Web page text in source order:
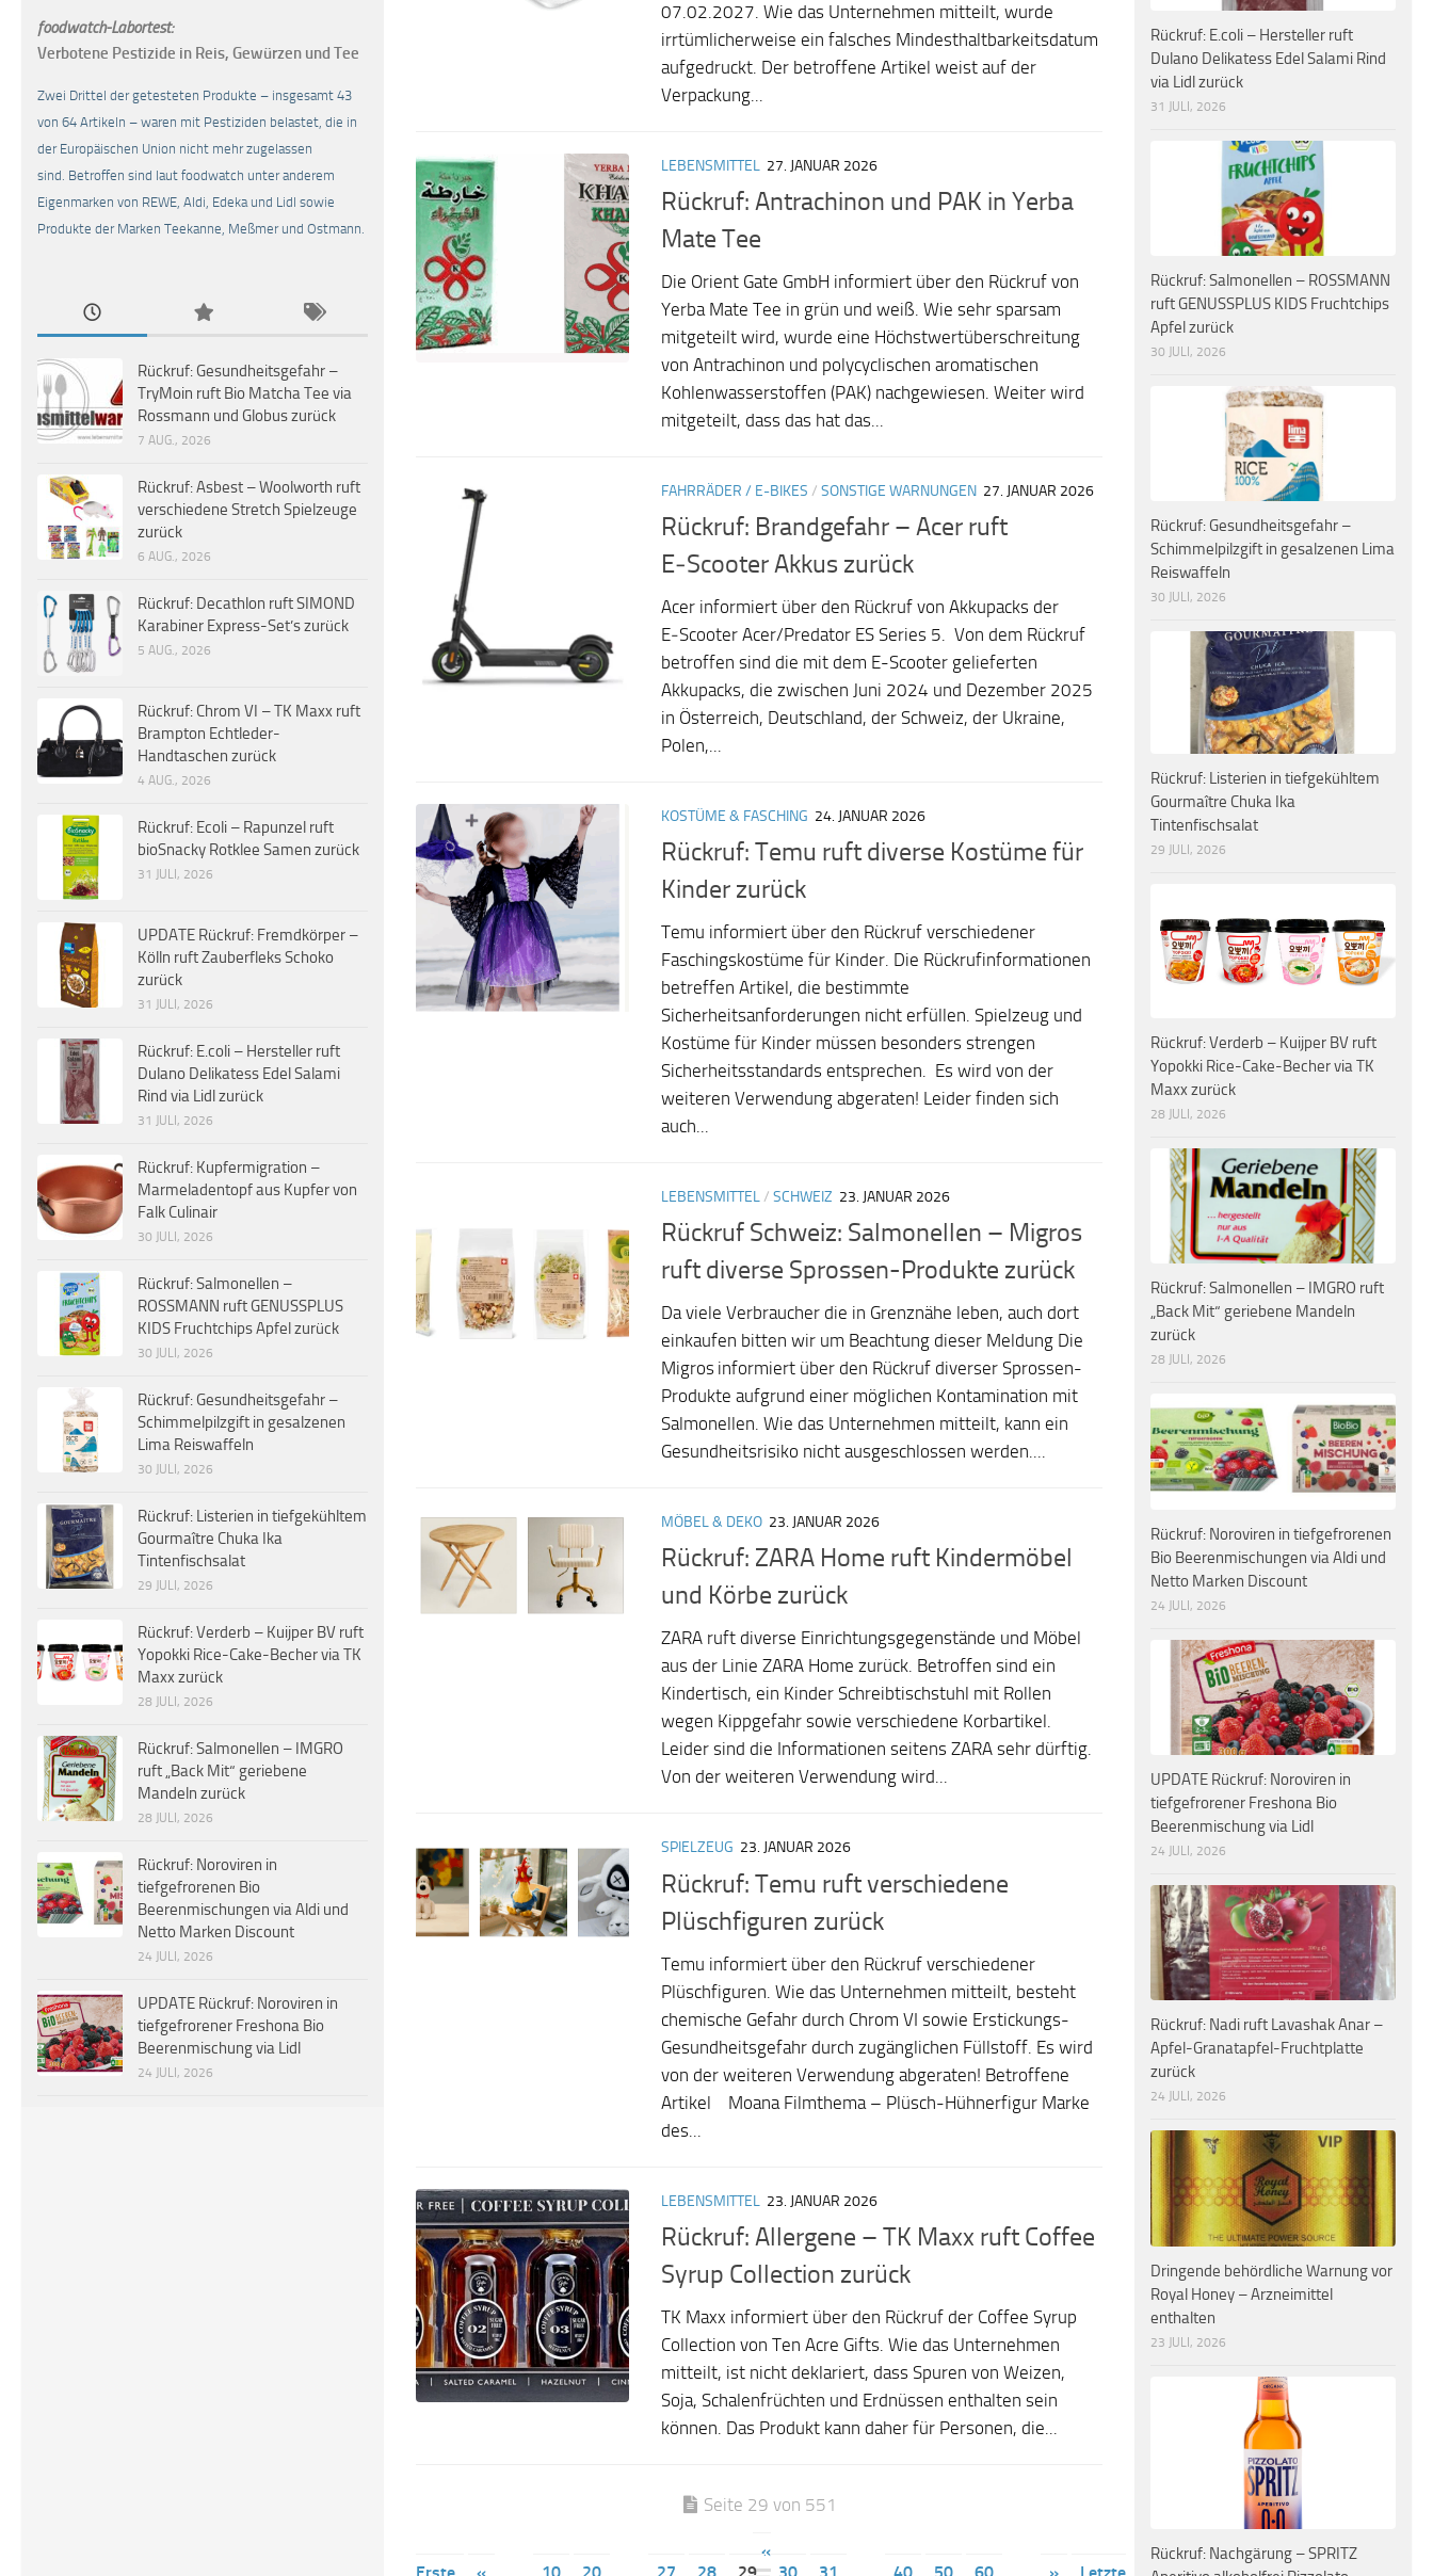
07.02.2027. Wie das Unternehmen mitteilt, wurde
irrtümlicherweise ein falsches Mindesthaltbarkeitsdatum
aufgedruckt. Der betroffene Artikel weist auf der
Verpackung...
LEBENSMITTEL 27. JANUAR 2026
Rückruf: Antrachinon und PAK in Yerba
Mate Tee
Die Orient Gate GmbH informiert über den Rückruf von
Yerba Mate Tee in grün und weiß. Wie sehr sparsam
mitgeteilt wird, wurde eine Höchstwertüberschreitung
von Antrachinon und polycyclischen aromatischen
Kohlenwasserstoffen (PAK) nachgewiesen. Weiter wird
mitgeteilt, dass das hat das...
FAHRRÄDER / E-BIKES / SONSTIGE WARNUNGEN 27. JANUAR 2026
Rückruf: Brandgefahr – Acer ruft
E‑Scooter Akkus zurück
Acer informiert über den Rückruf von Akkupacks der
E‑Scooter Acer/Predator ES Series 5. Von dem Rückruf
betroffen sind die mit dem E-Scooter gelieferten
Akkupacks, die zwischen Juni 2024 und Dezember 2025
in Österreich, Deutschland, der Schweiz, der Ukraine,
Polen,...
KOSTÜME & FASCHING 24. JANUAR 2026
Rückruf: Temu ruft diverse Kostüme für
Kinder zurück
Temu informiert über den Rückruf verschiedener
Faschingskostüme für Kinder. Die Rückrufinformationen
betreffen Artikel, die bestimmte
Sicherheitsanforderungen nicht erfüllen. Spielzeug und
Kostüme für Kinder müssen besonders strengen
Sicherheitsstandards entsprechen. Es wird von der
weiteren Verwendung abgeraten! Leider finden sich
auch...
LEBENSMITTEL/ SCHWEIZ 23. JANUAR 2026
Rückruf Schweiz: Salmonellen – Migros
ruft diverse Sprossen-Produkte zurück
Da viele Verbraucher die in Grenznähe leben, auch dort
einkaufen bitten wir um Beachtung dieser Meldung Die
Migros informiert über den Rückruf diverser Sprossen-
Produkte aufgrund einer möglichen Kontamination mit
Salmonellen. Wie das Unternehmen mitteilt, kann ein
Gesundheitsrisiko nicht ausgeschlossen werden....
MÖBEL & DEKO 23. JANUAR 2026
Rückruf: ZARA Home ruft Kindermöbel
und Körbe zurück
ZARA ruft diverse Einrichtungsgegenstände und Möbel
aus der Linie ZARA Home zurück. Betroffen sind ein
Kindertisch, ein Kinder Schreibtischstuhl mit Rollen
wegen Kippgefahr sowie verschiedene Korbartikel.
Leider sind die Informationen seitens ZARA sehr dürftig.
Von der weiteren Verwendung wird...
SPIELZEUG 23. JANUAR 2026
Rückruf: Temu ruft verschiedene
Plüschfiguren zurück
Temu informiert über den Rückruf verschiedener
Plüschfiguren. Wie das Unternehmen mitteilt, besteht
chemische Gefahr durch Chrom VI sowie Erstickungs-
Gesundheitsgefahr durch zugänglichen Füllstoff. Es wird
von der weiteren Verwendung abgeraten! Betroffene
Artikel Moana Filmthema – Plüsch-Hühnerfigur Marke
des...
LEBENSMITTEL 23. JANUAR 2026
Rückruf: Allergene – TK Maxx ruft Coffee
Syrup Collection zurück
TK Maxx informiert über den Rückruf der Coffee Syrup
Collection von Ten Acre Gifts. Wie das Unternehmen
mitteilt, ist nicht deklariert, dass Spuren von Weizen,
Soja, Schalenfrüchten und Erdnüssen enthalten sein
können. Das Produkt kann daher für Personen, die...
Seite 29 von 551
«
foodwatch-Labortest:
Verbotene Pestizide in Reis, Gewürzen und Tee
Zwei Drittel der getesteten Produkte – insgesamt 43
von 64 Artikeln – waren mit Pestiziden belastet, die in
der Europäischen Union nicht mehr zugelassen
sind. Betroffen sind laut foodwatch unter anderem
Eigenmarken von REWE, Aldi, Edeka und Lidl sowie
Produkte der Marken Teekanne, Meßmer und Ostmann.
Rückruf: Gesundheitsgefahr –
TryMoin ruft Bio Matcha Tee via
Rossmann und Globus zurück
7 AUG., 2026
Rückruf: Asbest – Woolworth ruft
verschiedene Stretch Spielzeuge
zurück
6 AUG., 2026
Rückruf: Decathlon ruft SIMOND
Karabiner Express-Set’s zurück
5 AUG., 2026
Rückruf: Chrom VI – TK Maxx ruft
Brampton Echtleder-
Handtaschen zurück
4 AUG., 2026
Rückruf: Ecoli – Rapunzel ruft
bioSnacky Rotklee Samen zurück
31 JULI, 2026
UPDATE Rückruf: Fremdkörper –
Kölln ruft Zauberfleks Schoko
zurück
31 JULI, 2026
Rückruf: E.coli – Hersteller ruft
Dulano Delikatess Edel Salami
Rind via Lidl zurück
31 JULI, 2026
Rückruf: Kupfermigration –
Marmeladentopf aus Kupfer von
Falk Culinair
30 JULI, 2026
Rückruf: Salmonellen –
ROSSMANN ruft GENUSSPLUS
KIDS Fruchtchips Apfel zurück
30 JULI, 2026
Rückruf: Gesundheitsgefahr –
Schimmelpilzgift in gesalzenen
Lima Reiswaffeln
30 JULI, 2026
Rückruf: Listerien in tiefgekühltem
Gourmaître Chuka Ika
Tintenfischsalat
29 JULI, 2026
Rückruf: Verderb – Kuijper BV ruft
Yopokki Rice-Cake-Becher via TK
Maxx zurück
28 JULI, 2026
Rückruf: Salmonellen – IMGRO
ruft „Back Mit“ geriebene
Mandeln zurück
28 JULI, 2026
Rückruf: Noroviren in
tiefgefrorenen Bio
Beerenmischungen via Aldi und
Netto Marken Discount
24 JULI, 2026
UPDATE Rückruf: Noroviren in
tiefgefrorener Freshona Bio
Beerenmischung via Lidl
24 JULI, 2026
Rückruf: E.coli – Hersteller ruft
Dulano Delikatess Edel Salami Rind
via Lidl zurück
31 JULI, 2026
Rückruf: Salmonellen – ROSSMANN
ruft GENUSSPLUS KIDS Fruchtchips
Apfel zurück
30 JULI, 2026
Rückruf: Gesundheitsgefahr –
Schimmelpilzgift in gesalzenen Lima
Reiswaffeln
30 JULI, 2026
Rückruf: Listerien in tiefgekühltem
Gourmaître Chuka Ika
Tintenfischsalat
29 JULI, 2026
Rückruf: Verderb – Kuijper BV ruft
Yopokki Rice-Cake-Becher via TK
Maxx zurück
28 JULI, 2026
Rückruf: Salmonellen – IMGRO ruft
„Back Mit“ geriebene Mandeln
zurück
28 JULI, 2026
Rückruf: Noroviren in tiefgefrorenen
Bio Beerenmischungen via Aldi und
Netto Marken Discount
24 JULI, 2026
UPDATE Rückruf: Noroviren in
tiefgefrorener Freshona Bio
Beerenmischung via Lidl
24 JULI, 2026
Rückruf: Nadi ruft Lavashak Anar –
Apfel-Granatapfel-Fruchtplatte
zurück
24 JULI, 2026
Dringende behördliche Warnung vor
Royal Honey – Arzneimittel
enthalten
23 JULI, 2026
Rückruf: Nachgärung – SPRITZ